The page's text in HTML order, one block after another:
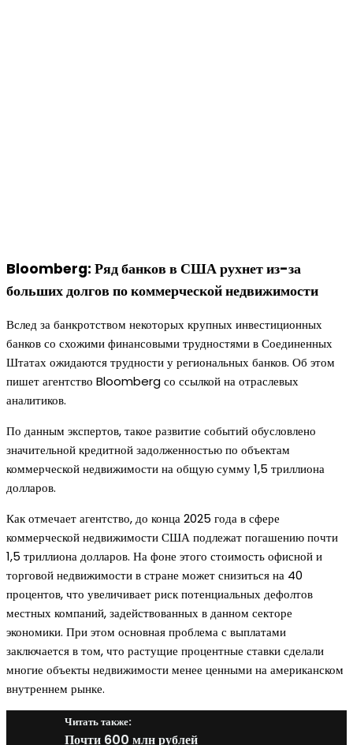
Bloomberg: Ряд банков в США рухнет из-за
больших долгов по коммерческой недвижимости
Вслед за банкротством некоторых крупных инвестиционных
банков со схожими финансовыми трудностями в Соединенных
Штатах ожидаются трудности у региональных банков. Об этом
пишет агентство Bloomberg со ссылкой на отраслевых
аналитиков.
По данным экспертов, такое развитие событий обусловлено
значительной кредитной задолженностью по объектам
коммерческой недвижимости на общую сумму 1,5 триллиона
долларов.
Как отмечает агентство, до конца 2025 года в сфере
коммерческой недвижимости США подлежат погашению почти
1,5 триллиона долларов. На фоне этого стоимость офисной и
торговой недвижимости в стране может снизиться на 40
процентов, что увеличивает риск потенциальных дефолтов
местных компаний, задействованных в данном секторе
экономики. При этом основная проблема с выплатами
заключается в том, что растущие процентные ставки сделали
многие объекты недвижимости менее ценными на американском
внутреннем рынке.
Читать также:
Почти 600 млн рублей